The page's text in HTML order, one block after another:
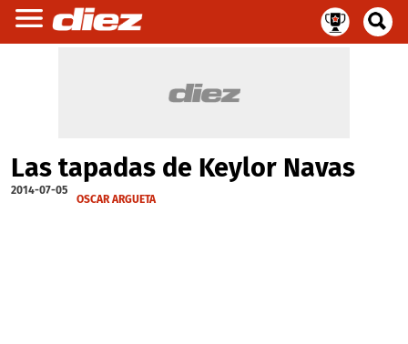
Las tapadas de Keylor Navas
2014-07-05
OSCAR ARGUETA